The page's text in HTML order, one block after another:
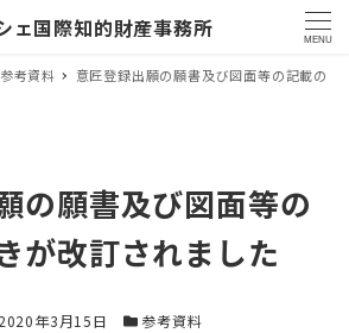
ェ国際知的財産事務所 MENU
参考資料
意匠登録出願の願書及び図面等の記載の
の願書及び図面等の
が改訂されました
更新日
2020年3月15日 カテゴリー
参考資料